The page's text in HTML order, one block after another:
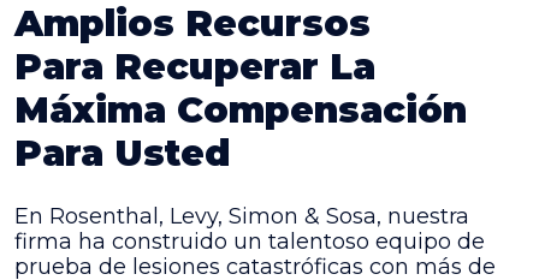
Amplios Recursos
Para Recuperar La
Máxima Compensación
Para Usted
En Rosenthal, Levy, Simon & Sosa, nuestra
firma ha construido un talentoso equipo de
prueba de lesiones catastróficas con más de